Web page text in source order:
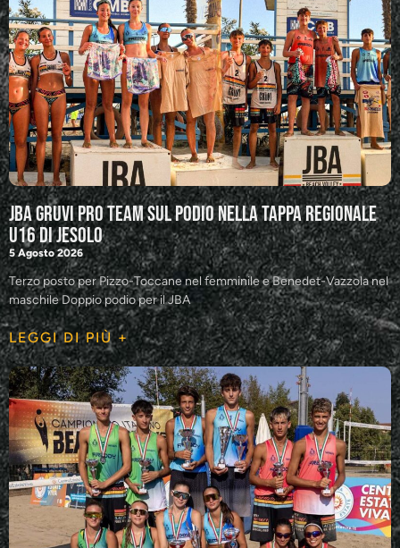
JBA GRUVI Pro Team sul podio nella tappa regionale
U16 di Jesolo
5 Agosto 2026
Terzo posto per Pizzo-Toccane nel femminile e Benedet-Vazzola nel
maschile Doppio podio per il JBA
LEGGI DI PIÙ +